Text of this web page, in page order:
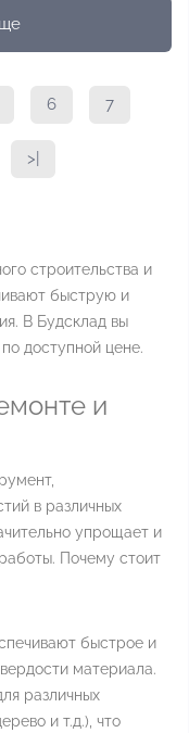
6 7
>|
строительства и
быструю и
В Будсклад вы
доступной цене.
и
в различных
упрощает и
Почему стоит
быстрое и
материала.
различных
и т.д.), что